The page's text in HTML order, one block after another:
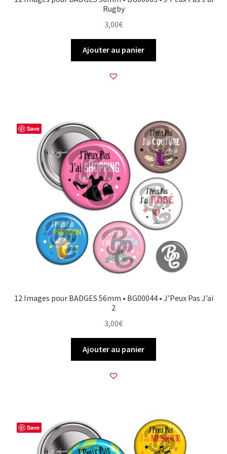
Rugby
3,00€
Ajouter au panier
Save
12 Images pour BADGES 56mm • BG00044 • J’Peux Pas J’ai
2
3,00€
Ajouter au panier
Save